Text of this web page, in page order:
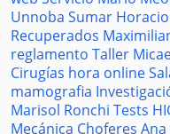
Unnoba Sumar
Recuperados
reglamento Taller
Cirugías hora online
mamografia
Marisol Ronchi Tests
Mecánica Choferes